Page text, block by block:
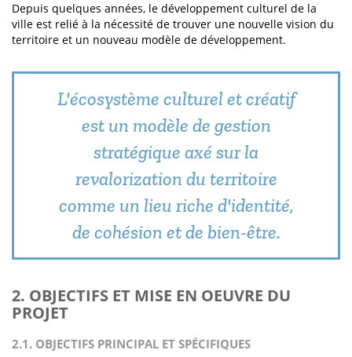
Depuis quelques années, le développement culturel de la
ville est relié à la nécessité de trouver une nouvelle vision du
territoire et un nouveau modèle de développement.
L'écosystème culturel et créatif
est un modèle de gestion
stratégique axé sur la
revalorization du territoire
comme un lieu riche d'identité,
de cohésion et de bien-être.
2. OBJECTIFS ET MISE EN OEUVRE DU
PROJET
2.1. OBJECTIFS PRINCIPAL ET SPÉCIFIQUES